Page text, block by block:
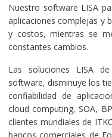
Nuestro software LISA
aplicaciones complejas y
y costos, mientras se
constantes cambios.
Las soluciones LISA
software, disminuye los
confiabilidad de
cloud computing, SOA,
clientes mundiales de